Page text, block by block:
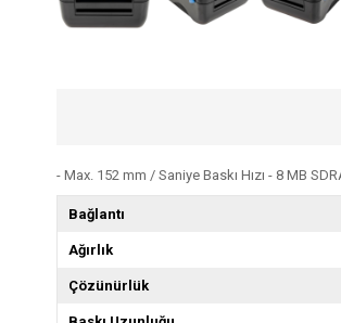
- Max. 152 mm / Saniye Baskı Hızı - 8 MB
Bağlantı
Ağırlık
Çözünürlük